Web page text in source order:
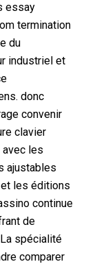
essay
termination
du
industriel et
donc
convenir
clavier
avec les
ajustables
les éditions
continue
de
spécialité
comparer